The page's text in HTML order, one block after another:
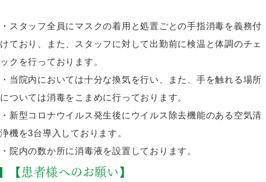
・スタッフ全員にマスクの着用と処置ごとの手指消毒を義務付
けており、また、スタッフに対して出勤前に検温と体調のチェ
ックを行っております。
・当院内においては十分な換気を行い、また、手を触れる場所
については消毒をこまめに行っております。
・新型コロナウイルス発生後にウイルス除去機能のある空気清
浄機を3台導入しております。
・院内の数か所に消毒液を設置しております。
【患者様へのお願い】